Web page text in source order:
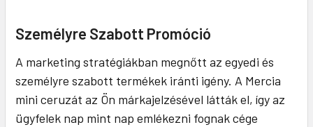
Személyre Szabott Promóció
A marketing stratégiákban megnőtt az egyedi és
személyre szabott termékek iránti igény. A Mercia
mini ceruzát az Ön márkajelzésével látták el, így az
ügyfelek nap mint nap emlékezni fognak cége